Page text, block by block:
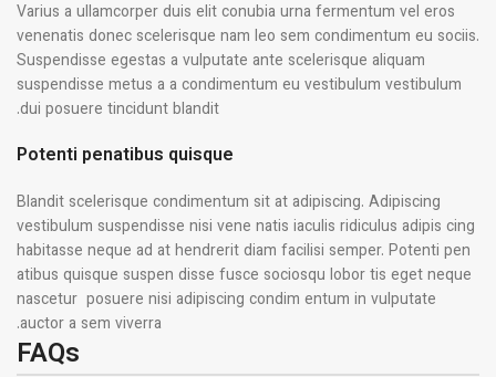
Varius a ullamcorper duis elit conubia urna fermentum vel eros
venenatis donec scelerisque nam leo sem condimentum eu sociis.
Suspendisse egestas a vulputate ante scelerisque aliquam
suspendisse metus a a condimentum eu vestibulum vestibulum
dui posuere tincidunt blandit.
Potenti penatibus quisque
Blandit scelerisque condimentum sit at adipiscing. Adipiscing
vestibulum suspendisse nisi vene natis iaculis ridiculus adipis cing
habitasse neque ad at hendrerit diam facilisi semper. Potenti pen
atibus quisque suspen disse fusce sociosqu lobor tis eget neque
nascetur posuere nisi adipiscing condim entum in vulputate
auctor a sem viverra.
FAQs